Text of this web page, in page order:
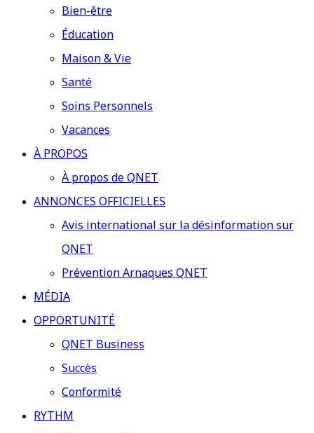
Bien-être
Éducation
Maison & Vie
Santé
Soins Personnels
Vacances
À PROPOS
À propos de QNET
ANNONCES OFFICIELLES
Avis international sur la désinformation sur
QNET
Prévention Arnaques QNET
MÉDIA
OPPORTUNITÉ
QNET Business
Succès
Conformité
RYTHM